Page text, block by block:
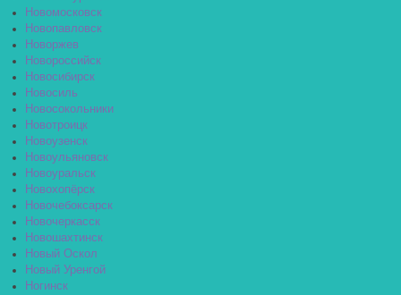
Новомосковск
Новопавловск
Новоржев
Новороссийск
Новосибирск
Новосиль
Новосокольники
Новотроицк
Новоузенск
Новоульяновск
Новоуральск
Новохопёрск
Новочебоксарск
Новочеркасск
Новошахтинск
Новый Оскол
Новый Уренгой
Ногинск